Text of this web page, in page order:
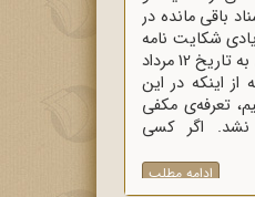
باقی مانده در
شکایت نامه
را در این مورد نشان می‌دهد. در سندی به تاریخ 12 مرداد
از اینکه در این
تعرفه‌ی مکفی
اگر کسی
ادامه مطلب